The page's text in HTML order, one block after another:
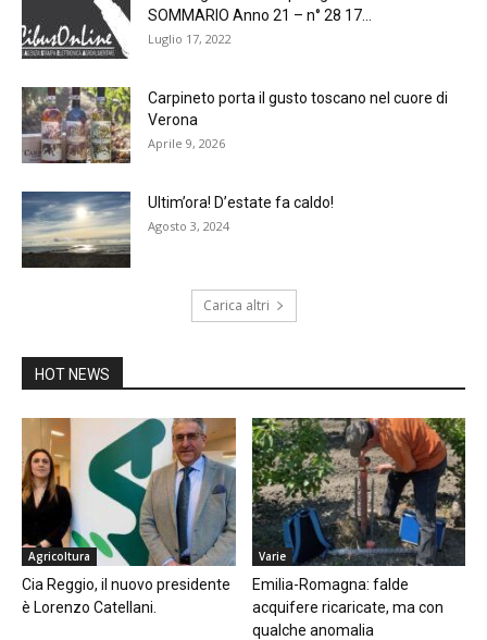
SOMMARIO Anno 21 – n° 28 17...
Luglio 17, 2022
Carpineto porta il gusto toscano nel cuore di
Verona
Aprile 9, 2026
Ultim’ora! D’estate fa caldo!
Agosto 3, 2024
Carica altri
HOT NEWS
Agricoltura
Cia Reggio, il nuovo presidente
è Lorenzo Catellani.
Varie
Emilia-Romagna: falde
acquifere ricaricate, ma con
qualche anomalia